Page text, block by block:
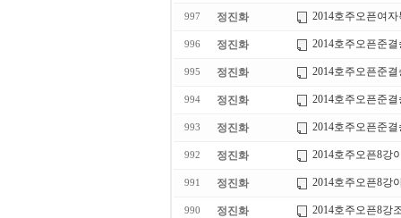
997 정진화 2014호주오픈여
996 정진화 2014호주오픈준
995 정진화 2014호주오픈준
994 정진화 2014호주오픈준
993 정진화 2014호주오픈준
992 정진화 2014호주오픈8강
991 정진화 2014호주오픈8강
990 정진화 2014호주오픈8강